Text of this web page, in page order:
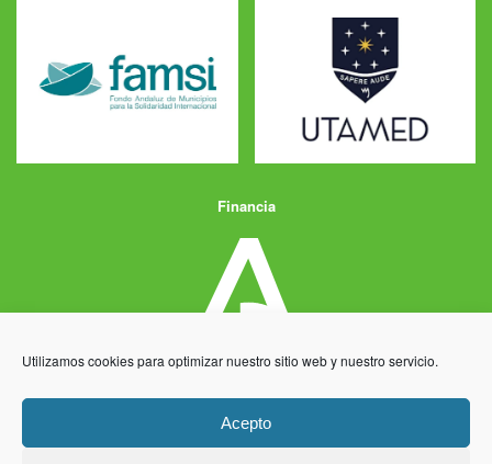
Utilizamos cookies para optimizar nuestro sitio web y nuestro servicio.
Acepto
Financia